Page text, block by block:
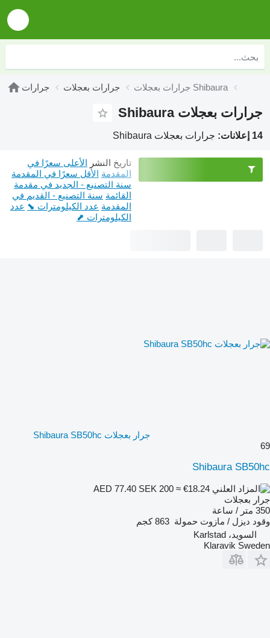
جرارات جرارات بعجلات جرارات بعجلات Shibaura
جرارات بعجلات Shibaura
14 إعلانات: جرارات بعجلات Shibaura
تاريخ النشر الأعلى سعرًا في
المقدمة الأقل سعرًا في المقدمة
سنة التصنيع - الجديد في مقدمة
القائمة سنة التصنيع - القديم في
المقدمة عدد الكيلومترات ⬊ عدد
الكيلومترات ⬈
جرار بعجلات Shibaura SB50hc
69
Shibaura SB50hc
SEK 200 ≈ €18.24
جرار بعجلات
350 متر / ساعة
وقود ديزل / مازوت حمولة 863 كجم
السويد، Karlstad
Klaravik Sweden